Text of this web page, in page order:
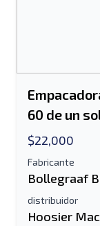
60 de un
$22,000
Fabricante
Bollegraaf
distribuidor
Hoosier